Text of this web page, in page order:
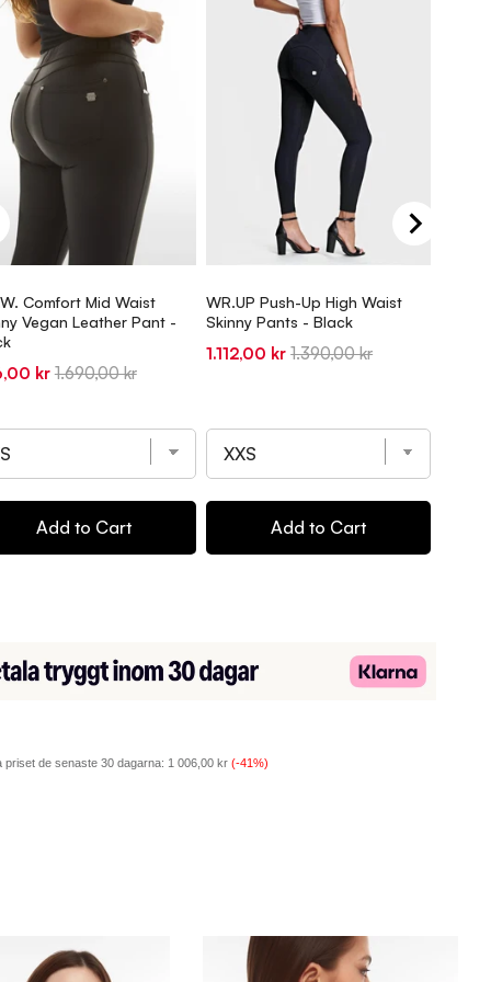
Comfort Mid Waist
Vegan Leather Pant -
kr Original
1.690,00 kr
Add to Cart
WR.UP Push-Up High Waist
Skinny Pants - Black
Sale
1.112,00 kr Original
1.390,00 kr
Add to Cart
priset de senaste 30 dagarna: 1 006,00 kr (-41%)